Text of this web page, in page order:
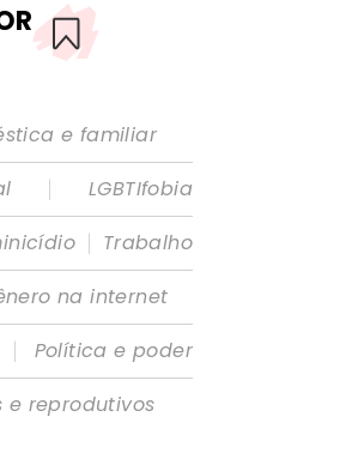
e familiar
|
LGBTIfobia
| Trabalho
na internet
|
Política e poder
e reprodutivos